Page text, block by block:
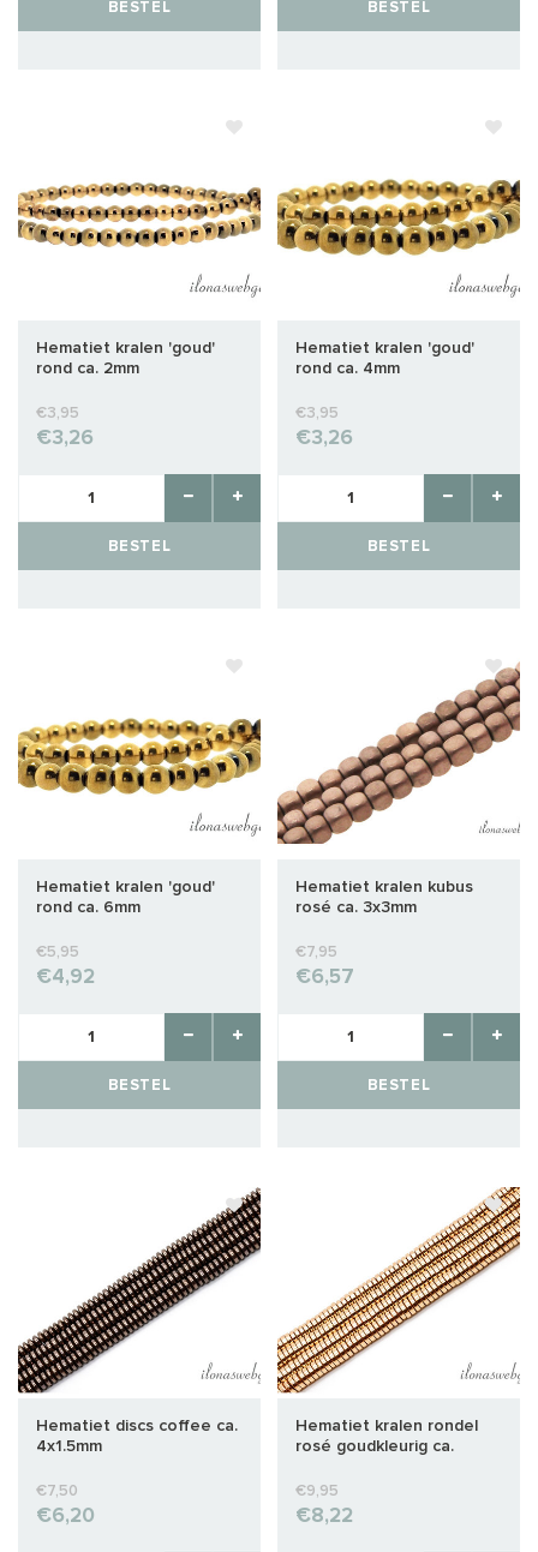
BESTEL BESTEL
Hematiet kralen 'goud'
rond ca. 2mm
€3,95
€3,26
BESTEL
Hematiet kralen 'goud'
rond ca. 4mm
€3,95
€3,26
BESTEL
Hematiet kralen 'goud'
rond ca. 6mm
€5,95
€4,92
BESTEL
Hematiet kralen kubus
rosé ca. 3x3mm
€7,95
€6,57
BESTEL
Hematiet discs coffee ca.
4x1.5mm
€7,50
€6,20
Hematiet kralen rondel
rosé goudkleurig ca.
€9,95
€8,22